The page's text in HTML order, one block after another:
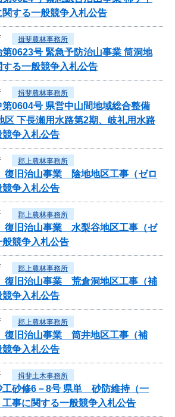
する一般競争入札公告
揖斐農林事務所
第0623号 緊急予防治山事業 筒洞地
する一般競争入札公告
揖斐農林事務所
第0604号 県営中山間地域総合整備
区 下長瀬用水路第2期、岐礼用水路
争入札公告
郡上農林事務所
復旧治山事業 陰地地区工事（ゼロ
競争入札公告
郡上農林事務所
復旧治山事業 水梨谷地区工事（ゼ
般競争入札公告
郡上農林事務所
復旧治山事業 荒倉洞地区工事（補
争入札公告
郡上農林事務所
復旧治山事業 筒井地区工事（補
争入札公告
揖斐土木事務所
工砂修6－8号 県単 砂防維持（一
事に関する一般競争入札公告